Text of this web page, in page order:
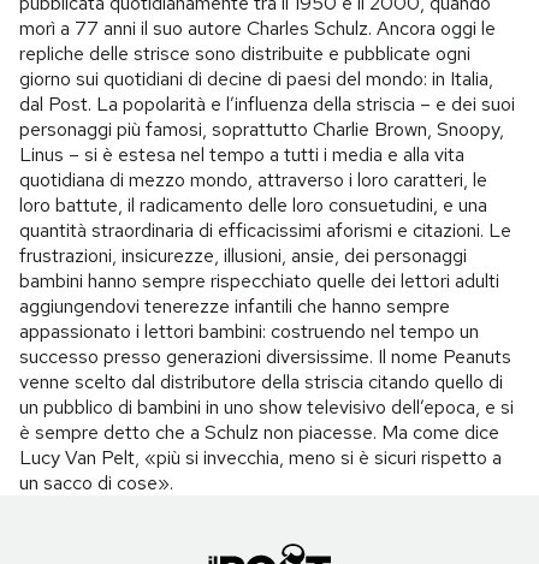
morì a 77 anni il suo autore Charles Schulz. Ancora oggi le
repliche delle strisce sono distribuite e pubblicate ogni
giorno sui quotidiani di decine di paesi del mondo: in Italia,
dal Post. La popolarità e l’influenza della striscia – e dei suoi
personaggi più famosi, soprattutto Charlie Brown, Snoopy,
Linus – si è estesa nel tempo a tutti i media e alla vita
quotidiana di mezzo mondo, attraverso i loro caratteri, le
loro battute, il radicamento delle loro consuetudini, e una
quantità straordinaria di efficacissimi aforismi e citazioni. Le
frustrazioni, insicurezze, illusioni, ansie, dei personaggi
bambini hanno sempre rispecchiato quelle dei lettori adulti
aggiungendovi tenerezze infantili che hanno sempre
appassionato i lettori bambini: costruendo nel tempo un
successo presso generazioni diversissime. Il nome Peanuts
venne scelto dal distributore della striscia citando quello di
un pubblico di bambini in uno show televisivo dell’epoca, e si
è sempre detto che a Schulz non piacesse. Ma come dice
Lucy Van Pelt, «più si invecchia, meno si è sicuri rispetto a
un sacco di cose».